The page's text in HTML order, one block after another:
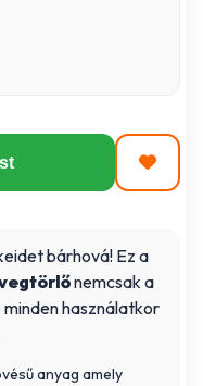
bárhová! Ez a
nemcsak a
használatkor
anyag amely